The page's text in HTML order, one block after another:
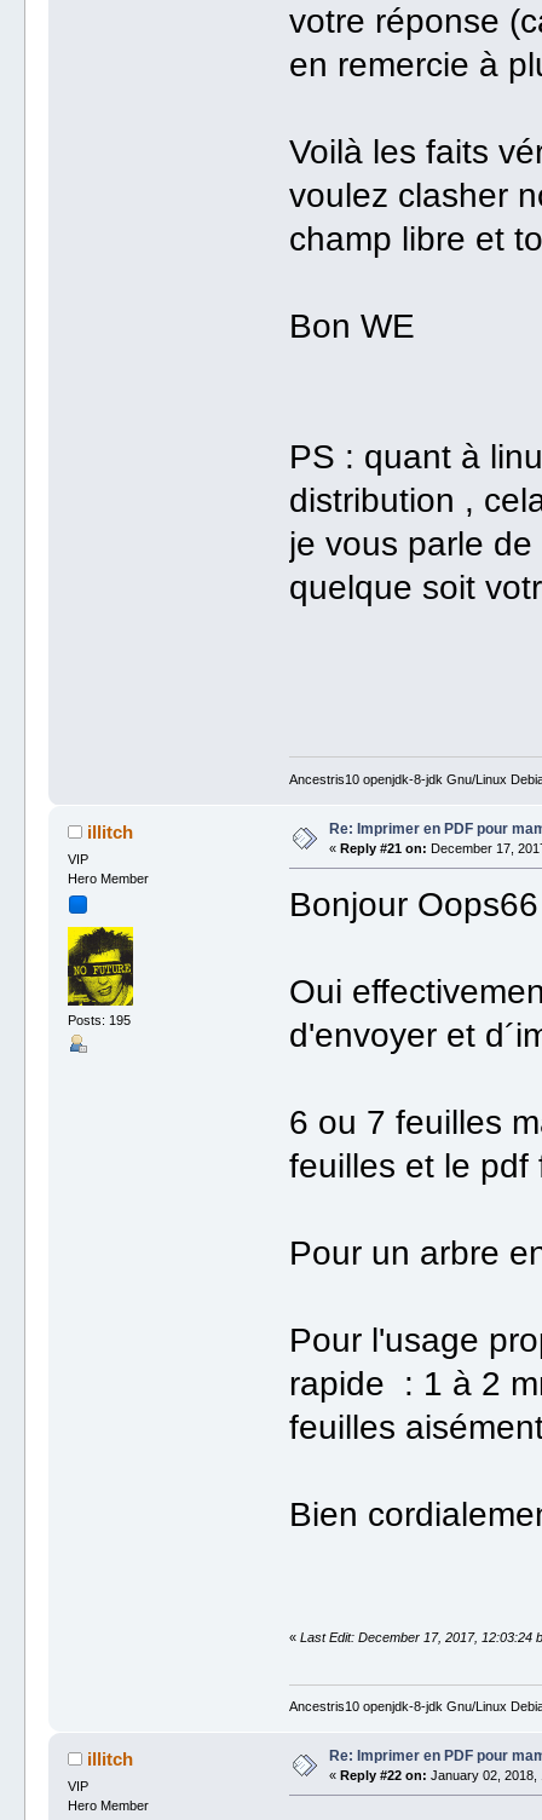
votre réponse
en remercie à
Voilà les faits
voulez clasher
champ libre et
Bon WE
PS : quant à
distribution ,
je vous parle
quelque soit
Ancestris10 openjdk-8-jdk Gnu/Linux
illitch
VIP
Hero Member
Posts: 195
Re: Imprimer en PDF pour
« Reply #21 on: December 17,
Bonjour
Oui
d'envoyer et
6 ou 7 feuilles
feuilles et le pdf
Pour un arbre
Pour l'usage
rapide : 1 à 2
feuilles
Bien
«Last Edit: December 17, 2017, 12:03:24
Ancestris10 openjdk-8-jdk Gnu/Linux
illitch
VIP
Hero Member
Re: Imprimer en PDF pour
« Reply #22 on: January 02, 2018,